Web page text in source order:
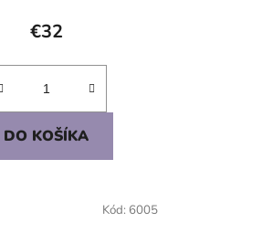
€32
DO KOŠÍKA
Kód: 6005